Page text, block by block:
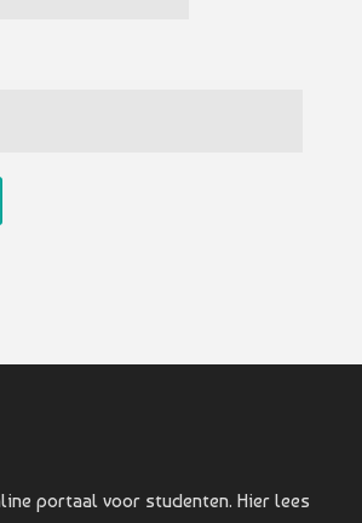
portaal voor studenten. Hier lees